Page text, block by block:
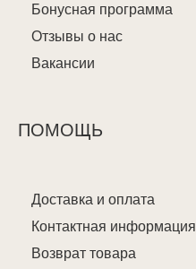
Бонусная программа
Отзывы о нас
Вакансии
ПОМОЩЬ
Доставка и оплата
Контактная информация
Возврат товара